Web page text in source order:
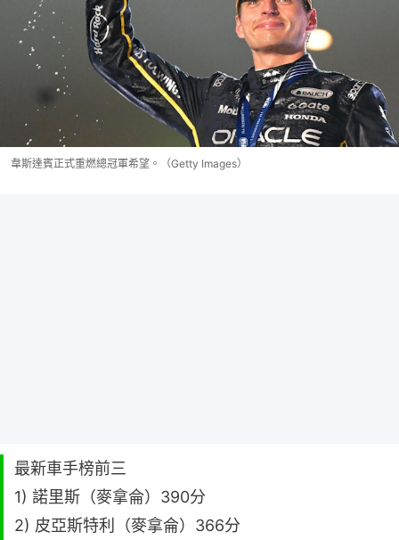
韋斯達賓正式重燃總冠軍希望。（Getty Images）
最新車手榜前三
1) 諾里斯（麥拿侖）390分
2) 皮亞斯特利（麥拿侖）366分